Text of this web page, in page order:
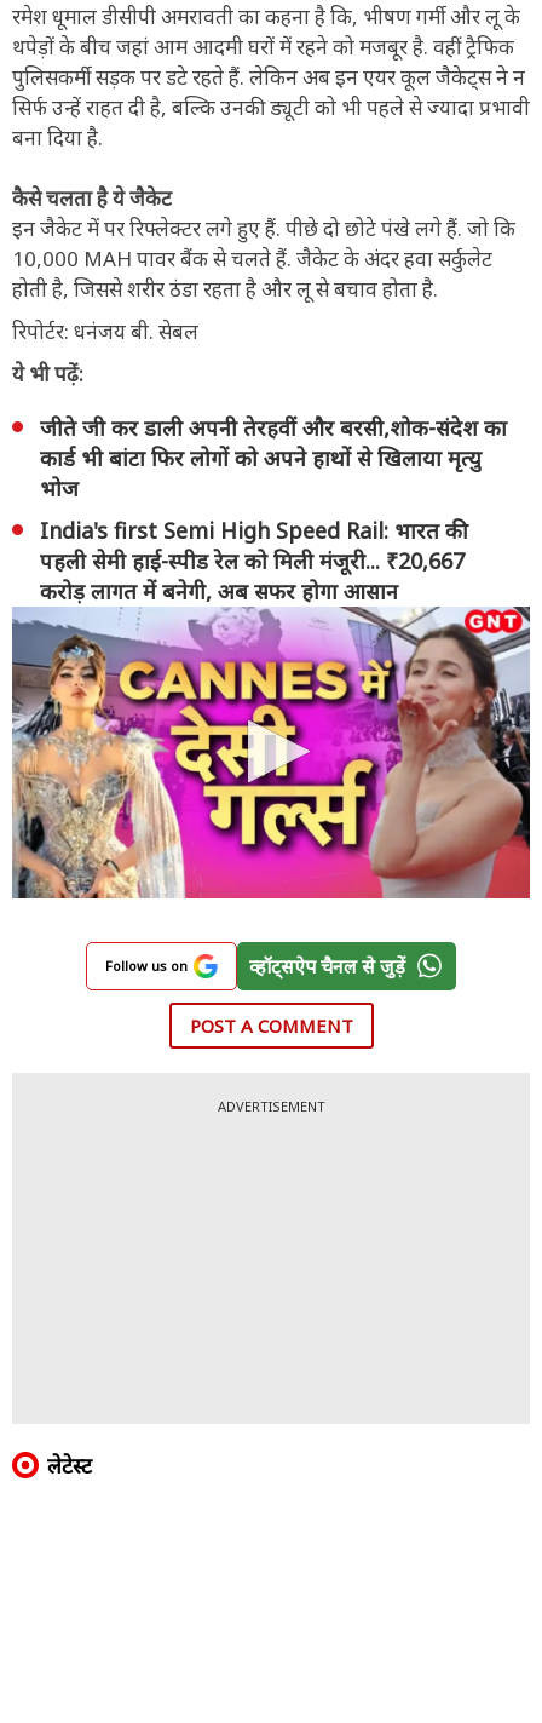
रमेश धूमाल डीसीपी अमरावती का कहना है कि, भीषण गर्मी और लू के
थपेड़ों के बीच जहां आम आदमी घरों में रहने को मजबूर है. वहीं ट्रैफिक
पुलिसकर्मी सड़क पर डटे रहते हैं. लेकिन अब इन एयर कूल जैकेट्स ने न
सिर्फ उन्हें राहत दी है, बल्कि उनकी ड्यूटी को भी पहले से ज्यादा प्रभावी
बना दिया है.
कैसे चलता है ये जैकेट
इन जैकेट में पर रिफ्लेक्टर लगे हुए हैं. पीछे दो छोटे पंखे लगे हैं. जो कि
10,000 MAH पावर बैंक से चलते हैं. जैकेट के अंदर हवा सर्कुलेट
होती है, जिससे शरीर ठंडा रहता है और लू से बचाव होता है.
रिपोर्टर: धनंजय बी. सेबल
ये भी पढ़ें:
जीते जी कर डाली अपनी तेरहवीं और बरसी,शोक-संदेश का
कार्ड भी बांटा फिर लोगों को अपने हाथों से खिलाया मृत्यु
भोज
India's first Semi High Speed Rail: भारत की
पहली सेमी हाई-स्पीड रेल को मिली मंजूरी... ₹20,667
करोड़ लागत में बनेगी, अब सफर होगा आसान
Follow us on व्हॉट्सऐप चैनल से जुड़ें
POST A COMMENT
ADVERTISEMENT
लेटेस्ट